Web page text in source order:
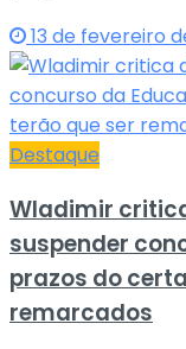
13 de fevereiro
Destaque
Wladimir
suspender
prazos do
remarcados